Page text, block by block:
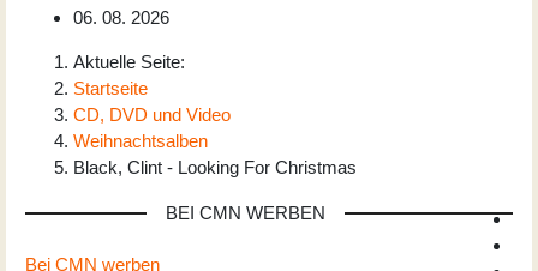
06. 08. 2026
Aktuelle Seite:
Startseite
CD, DVD und Video
Weihnachtsalben
Black, Clint - Looking For Christmas
BEI CMN WERBEN
Bei CMN werben